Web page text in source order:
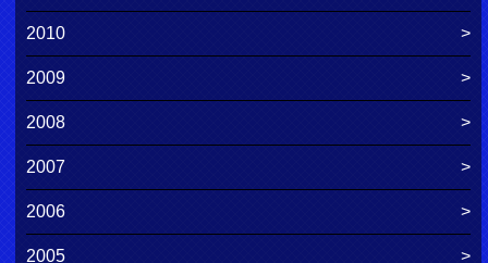
2010
2009
2008
2007
2006
2005